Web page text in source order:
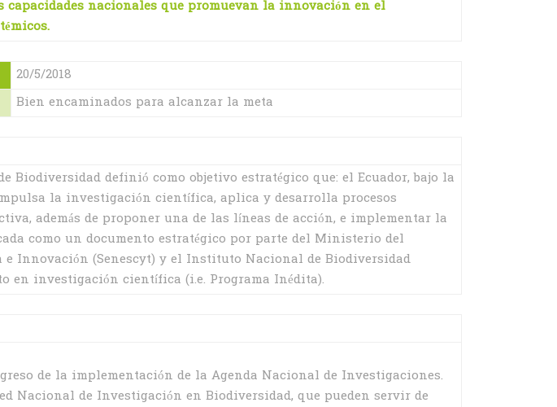
nacionales que promuevan la innovación en el
20/5/2018
Bien encaminados para alcanzar la meta
definió como objetivo estratégico que: el Ecuador, bajo la
la investigación científica, aplica y desarrolla procesos
además de proponer una de las líneas de acción, e implementar la
como un documento estratégico por parte del Ministerio del
e Innovación (Senescyt) y el Instituto Nacional de Biodiversidad
en investigación científica (i.e. Programa Inédita).
de la implementación de la Agenda Nacional de Investigaciones.
Nacional de Investigación en Biodiversidad, que pueden servir de